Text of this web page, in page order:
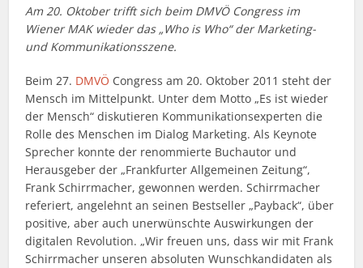
Am 20. Oktober trifft sich beim DMVÖ Congress im
Wiener MAK wieder das „Who is Who“ der Marketing-
und Kommunikationsszene.
Beim 27. DMVÖ Congress am 20. Oktober 2011 steht der
Mensch im Mittelpunkt. Unter dem Motto „Es ist wieder
der Mensch“ diskutieren Kommunikationsexperten die
Rolle des Menschen im Dialog Marketing. Als Keynote
Sprecher konnte der renommierte Buchautor und
Herausgeber der „Frankfurter Allgemeinen Zeitung“,
Frank Schirrmacher, gewonnen werden. Schirrmacher
referiert, angelehnt an seinen Bestseller „Payback“, über
positive, aber auch unerwünschte Auswirkungen der
digitalen Revolution. „Wir freuen uns, dass wir mit Frank
Schirrmacher unseren absoluten Wunschkandidaten als